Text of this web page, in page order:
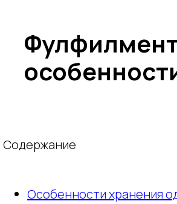
Содержание
Особенности хранения